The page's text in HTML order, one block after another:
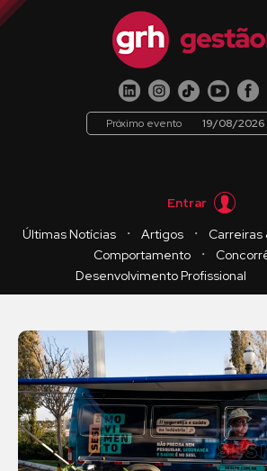
Próximo evento 19/08/2026
Entrar
Últimas Notícias
・ Artigos ・
Comportamento
・
Desenvolvimento Profissional